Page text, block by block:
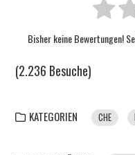
Bisher keine Bewertungen!
(2.236 Besuche)
KATEGORIEN CHE